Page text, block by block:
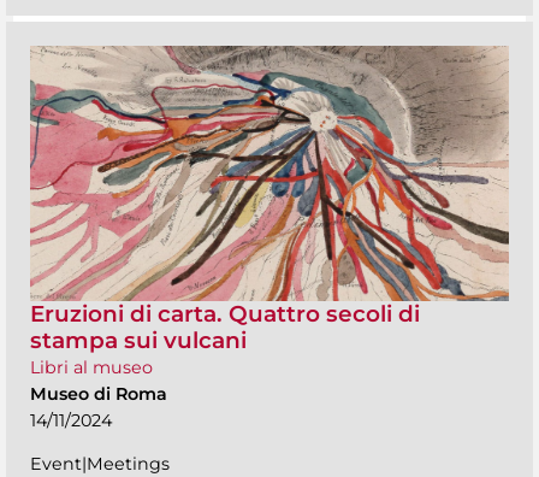
Eruzioni di carta. Quattro secoli di
stampa sui vulcani
Libri al museo
Museo di Roma
14/11/2024
Event|Meetings